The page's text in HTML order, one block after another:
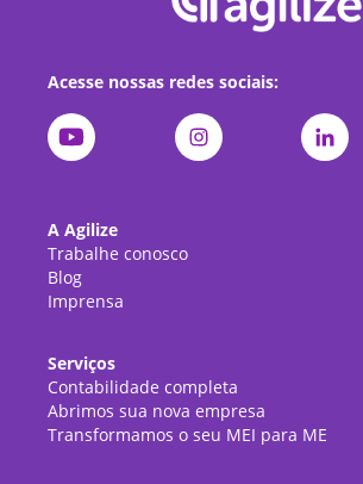
Acesse nossas redes sociais:
A Agilize
Trabalhe conosco
Blog
Imprensa
Serviços
Contabilidade completa
Abrimos sua nova empresa
Transformamos o seu MEI para ME